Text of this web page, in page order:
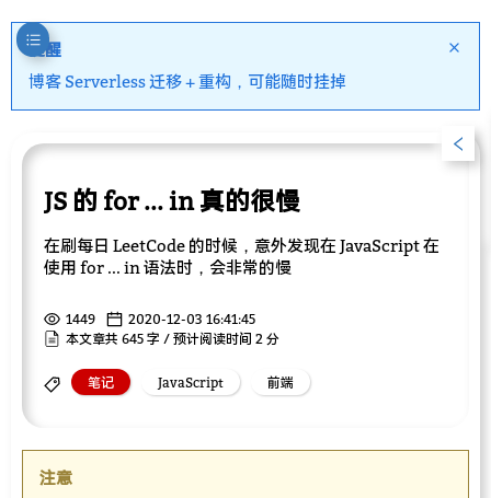
提醒
博客 Serverless 迁移 + 重构，可能随时挂掉
JS 的 for ... in 真的很慢
在刷每日 LeetCode 的时候，意外发现在 JavaScript 在
使用 for ... in 语法时，会非常的慢
1449
2020-12-03 16:41:45
本文章共 645 字 / 预计阅读时间 2 分
笔记 JavaScript 前端
注意